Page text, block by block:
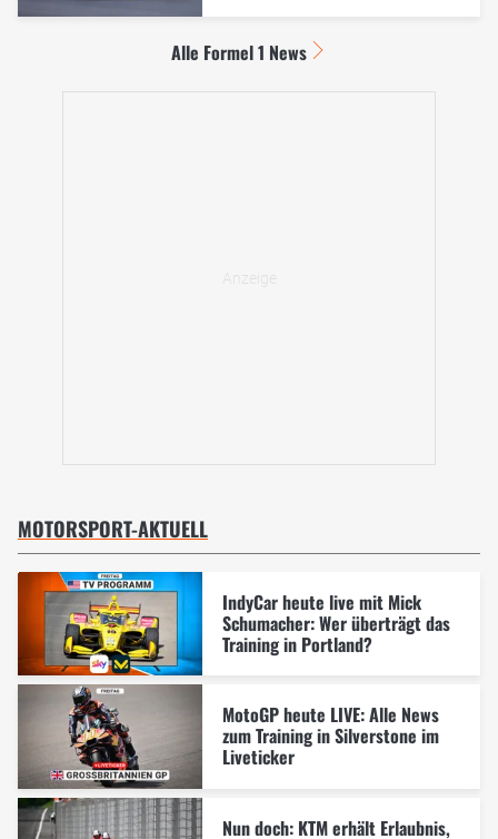
Alle Formel 1 News
MOTORSPORT-AKTUELL
IndyCar heute live mit Mick
Schumacher: Wer überträgt das
Training in Portland?
MotoGP heute LIVE: Alle News
zum Training in Silverstone im
Liveticker
Nun doch: KTM erhält Erlaubnis,